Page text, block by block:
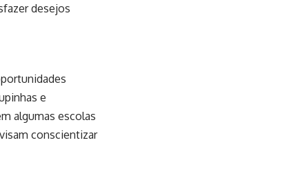
desejos
e
algumas escolas
conscientizar